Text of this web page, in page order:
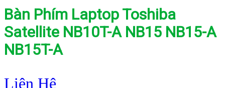
Bàn Phím Laptop Toshiba
Satellite NB10T-A NB15 NB15-A
NB15T-A
Liên Hệ